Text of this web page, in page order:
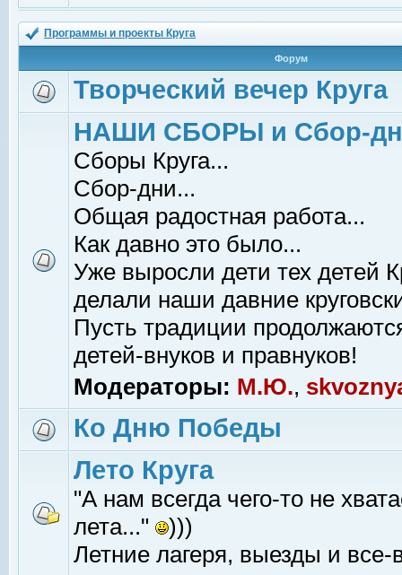
Программы и проекты Круга
Форум
Творческий вечер Круга
НАШИ СБОРЫ и Сбор-
Сборы Круга...
Сбор-дни...
Общая радостная работа...
Как давно это было...
Уже выросли дети тех детей
делали наши давние
Пусть традиции
детей-внуков и правнуков!
Модераторы: М.Ю.,
Ко Дню Победы
Лето Круга
"А нам всегда чего-то не
лета..."
)))
Летние лагеря, выезды и все-